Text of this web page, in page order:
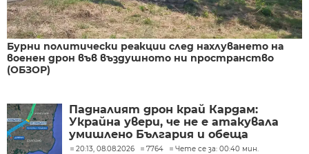
Бурни политически реакции след нахлуването на
военен дрон във въздушното ни пространство
(ОБЗОР)
Падналият дрон край Кардам:
Украйна увери, че не е атакувала
умишлено България и обеща
разследване
20:13, 08.08.2026 7764 Чете се за: 00:40 мин.